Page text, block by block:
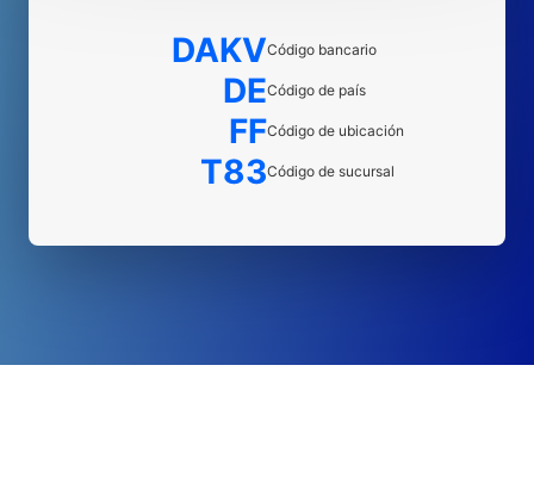
DAKVCódigo bancario
DECódigo de país
FFCódigo de ubicación
T83Código de sucursal